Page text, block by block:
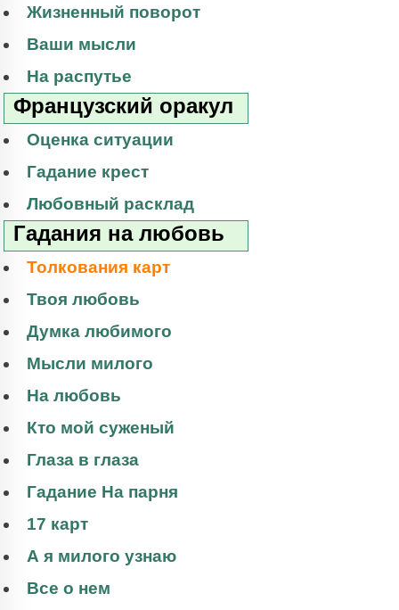
Жизненный поворот
Ваши мысли
На распутье
Французский оракул
Оценка ситуации
Гадание крест
Любовный расклад
Гадания на любовь
Толкования карт
Твоя любовь
Думка любимого
Мысли милого
На любовь
Кто мой суженый
Глаза в глаза
Гадание На парня
17 карт
А я милого узнаю
Все о нем